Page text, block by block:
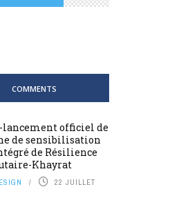
COMMENTS
officiel de
de sensibilisation
de Résilience
Khayrat
22 JUILLET